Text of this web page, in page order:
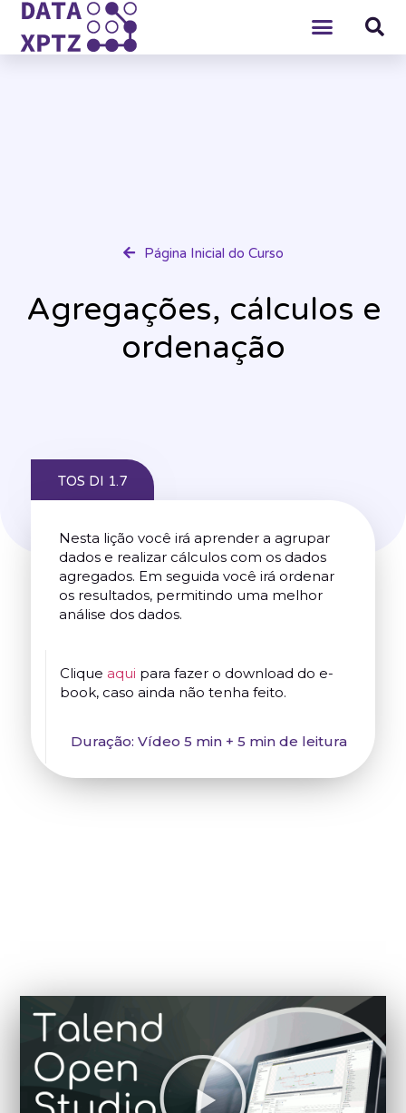
Página Inicial do Curso
Agregações, cálculos e
ordenação
TOS DI 1.7
Nesta lição você irá aprender a agrupar
dados e realizar cálculos com os dados
agregados. Em seguida você irá ordenar
os resultados, permitindo uma melhor
análise dos dados.
Clique aqui para fazer o download do e-
book, caso ainda não tenha feito.
Duração: Vídeo 5 min + 5 min de leitura